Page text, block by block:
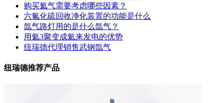
购买氦气需要考虑哪些因素？
六氟化硫回收净化装置的功能是什么
氙气路灯用的是什么氙气？
用氦3聚变成氦来发电的优势
纽瑞德代理销售武钢氙气
纽瑞德推荐产品